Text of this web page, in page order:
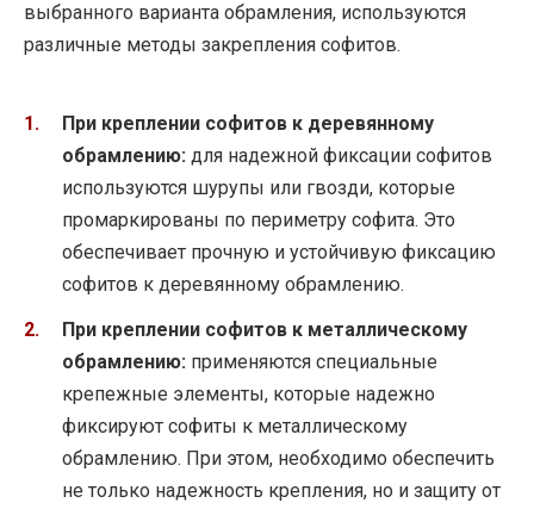
выбранного варианта обрамления, используются
различные методы закрепления софитов.
При креплении софитов к деревянному
обрамлению: для надежной фиксации софитов
используются шурупы или гвозди, которые
промаркированы по периметру софита. Это
обеспечивает прочную и устойчивую фиксацию
софитов к деревянному обрамлению.
При креплении софитов к металлическому
обрамлению: применяются специальные
крепежные элементы, которые надежно
фиксируют софиты к металлическому
обрамлению. При этом, необходимо обеспечить
не только надежность крепления, но и защиту от